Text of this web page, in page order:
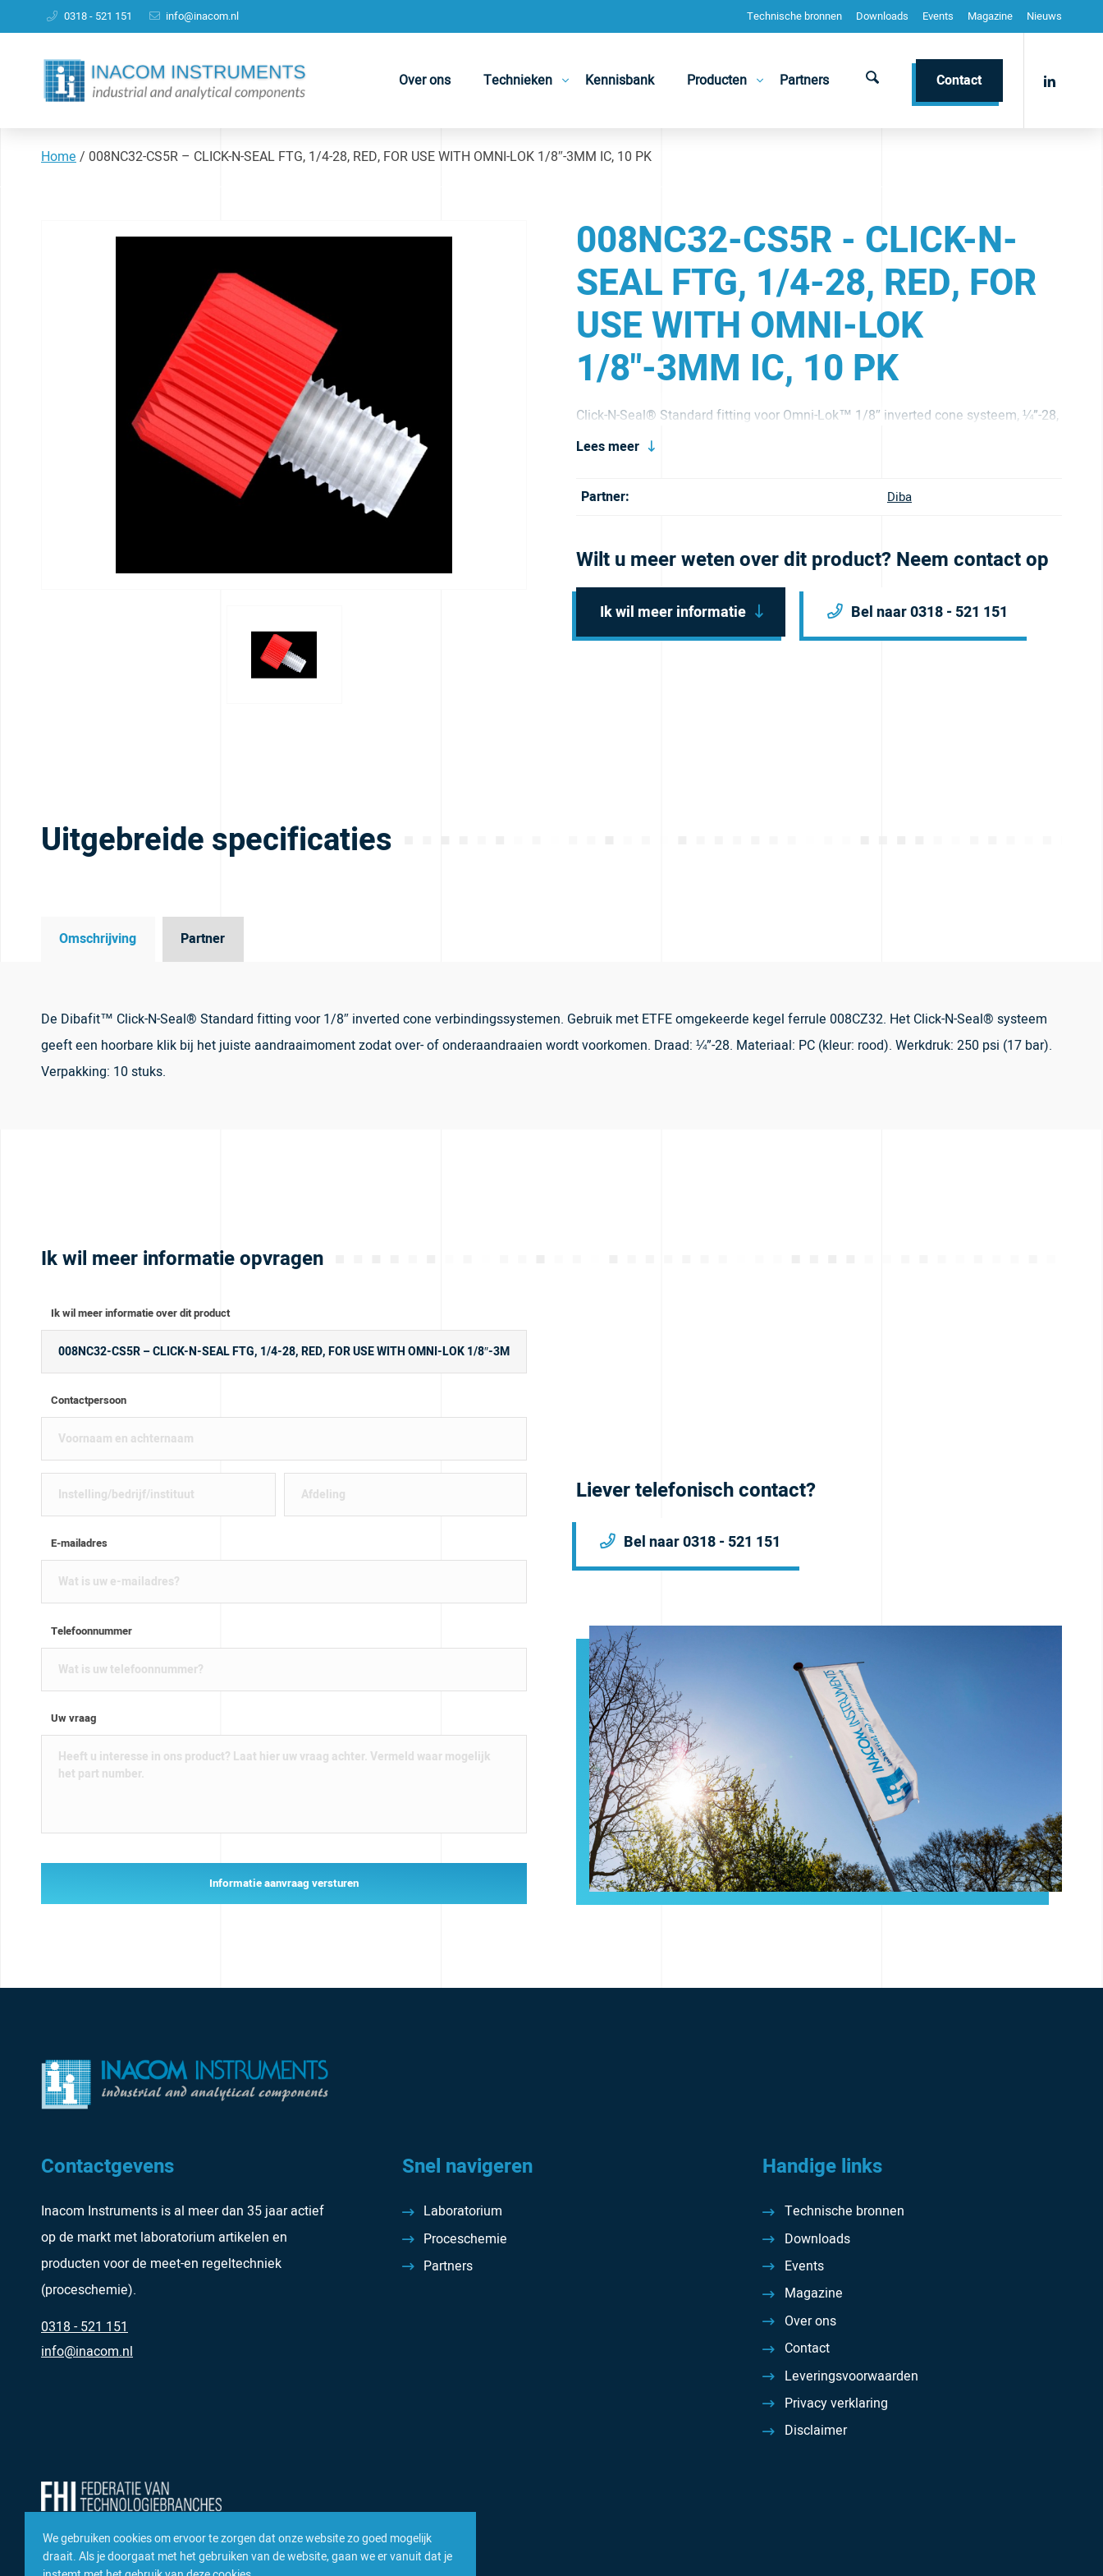
Technische bronnen Downloads Events Magazine Nieuws
0318 - 521 151 info@inacom.nl
Over ons Technieken Kennisbank Producten Partners Contact
Home/ 008NC32-CS5R – CLICK-N-SEAL FTG, 1/4-28, RED, FOR USE WITH OMNI-LOK 1/8″-3MM IC, 10 PK
008NC32-CS5R - CLICK-N-
SEAL FTG, 1/4-28, RED, FOR
USE WITH OMNI-LOK
1/8"-3MM IC, 10 PK
Click-N-Seal® Standard fitting voor Omni-Lok™ 1/8″ inverted cone systeem, ¼”-28,
PC, rood.
Lees meer
Partner: Diba
Wilt u meer weten over dit product? Neem contact op
Ik wil meer informatie Bel naar 0318 - 521 151
Uitgebreide specificaties
Omschrijving Partner
De Dibafit™ Click-N-Seal® Standard fitting voor 1/8″ inverted cone verbindingssystemen. Gebruik met ETFE omgekeerde kegel ferrule 008CZ32. Het Click-N-Seal® systeem
geeft een hoorbare klik bij het juiste aandraaimoment zodat over- of onderaandraaien wordt voorkomen. Draad: ¼”-28. Materiaal: PC (kleur: rood). Werkdruk: 250 psi (17 bar).
Verpakking: 10 stuks.
Ik wil meer informatie opvragen
Ik wil meer informatie over dit product
Contactpersoon
E-mailadres
Telefoonnummer
Uw vraag
Informatie aanvraag versturen
Liever telefonisch contact?
Bel naar 0318 - 521 151
Contactgevens
Inacom Instruments is al meer dan 35 jaar actief
op de markt met laboratorium artikelen en
producten voor de meet-en regeltechniek
(proceschemie).
0318 - 521 151
info@inacom.nl
Snel navigeren
Laboratorium
Proceschemie
Partners
Handige links
Technische bronnen
Downloads
Events
Magazine
Over ons
Contact
Leveringsvoorwaarden
Privacy verklaring
Disclaimer
We gebruiken cookies om ervoor te zorgen dat onze website zo goed mogelijk
draait. Als je doorgaat met het gebruiken van de website, gaan we er vanuit dat je